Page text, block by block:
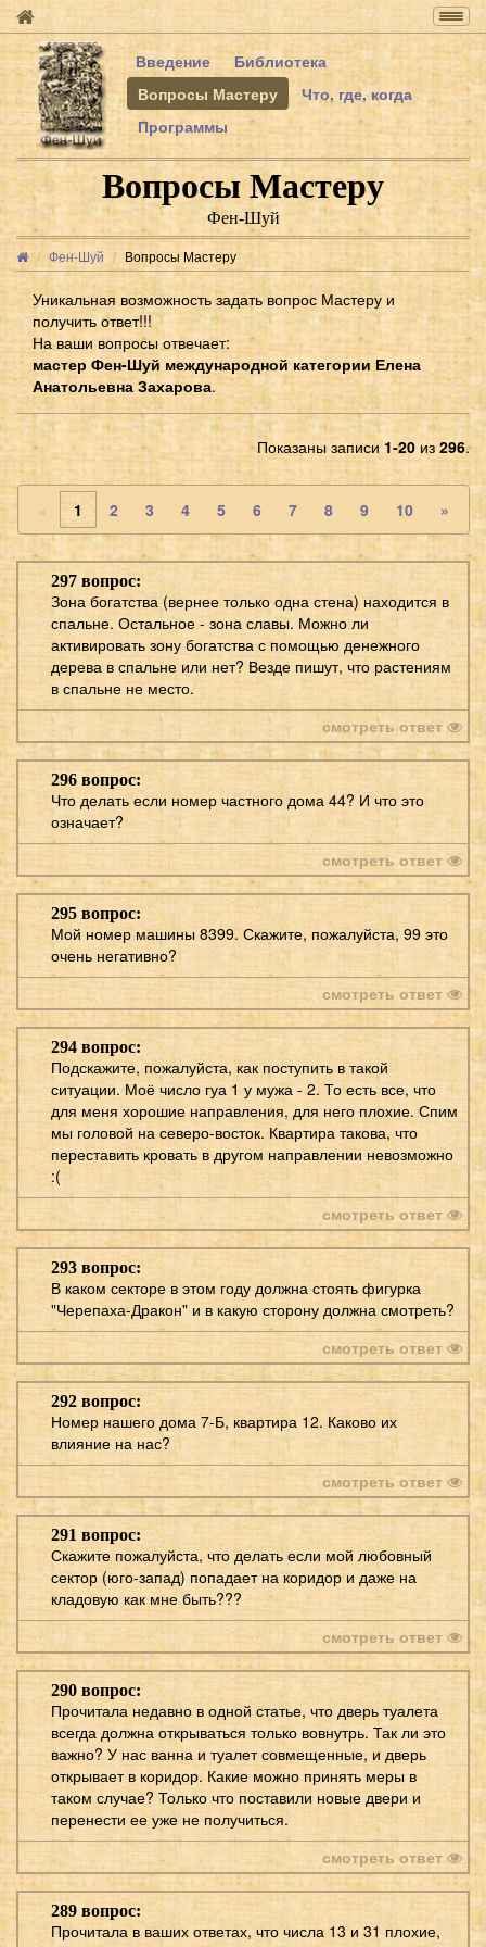
Введение
Библиотека
Вопросы Мастеру
Что, где, когда
Программы
Вопросы Мастеру
Фен-Шуй
Фен-Шуй Вопросы Мастеру
Уникальная возможность задать вопрос Мастеру и
получить ответ!!!
На ваши вопросы отвечает:
мастер Фен-Шуй международной категории Елена
Анатольевна Захарова.
Показаны записи 1-20 из296.
« 1 2 3 4 5 6 7 8 9 10 »
297 вопрос:
Зона богатства (вернее только одна стена) находится в
спальне. Остальное - зона славы. Можно ли
активировать зону богатства с помощью денежного
дерева в спальне или нет? Везде пишут, что растениям
в спальне не место.
смотреть ответ
296 вопрос:
Что делать если номер частного дома 44? И что это
означает?
смотреть ответ
295 вопрос:
Мой номер машины 8399. Скажите, пожалуйста, 99 это
очень негативно?
смотреть ответ
294 вопрос:
Подскажите, пожалуйста, как поступить в такой
ситуации. Моё число гуа 1 у мужа - 2. То есть все, что
для меня хорошие направления, для него плохие. Спим
мы головой на северо-восток. Квартира такова, что
переставить кровать в другом направлении невозможно
:(
смотреть ответ
293 вопрос:
В каком секторе в этом году должна стоять фигурка
"Черепаха-Дракон" и в какую сторону должна смотреть?
смотреть ответ
292 вопрос:
Номер нашего дома 7-Б, квартира 12. Каково их
влияние на нас?
смотреть ответ
291 вопрос:
Скажите пожалуйста, что делать если мой любовный
сектор (юго-запад) попадает на коридор и даже на
кладовую как мне быть???
смотреть ответ
290 вопрос:
Прочитала недавно в одной статье, что дверь туалета
всегда должна открываться только вовнутрь. Так ли это
важно? У нас ванна и туалет совмещенные, и дверь
открывает в коридор. Какие можно принять меры в
таком случае? Только что поставили новые двери и
перенести ее уже не получиться.
смотреть ответ
289 вопрос:
Прочитала в ваших ответах, что числа 13 и 31 плохие,